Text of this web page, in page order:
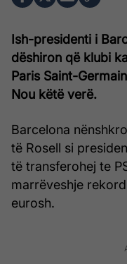
Ish-presidenti i
dëshiron që klubi
Paris Saint-
Nou këtë verë.
Barcelona
të Rosell si
të transferohej te
marrëveshje
eurosh.